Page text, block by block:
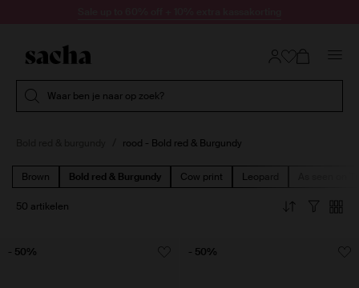
Waar ben je naar op zoek?
rood - Bold red & Burgundy
Brown Bold red & Burgundy Cow print Leopard
50 artikelen
- 50% - 50%